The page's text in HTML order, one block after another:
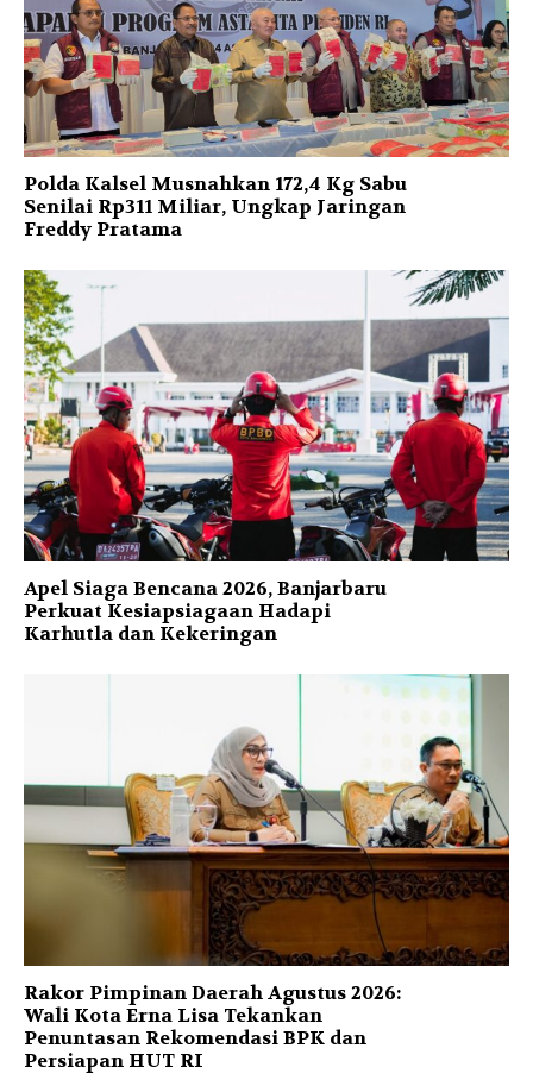
Polda Kalsel Musnahkan 172,4 Kg Sabu
Senilai Rp311 Miliar, Ungkap Jaringan
Freddy Pratama
Apel Siaga Bencana 2026, Banjarbaru
Perkuat Kesiapsiagaan Hadapi
Karhutla dan Kekeringan
Rakor Pimpinan Daerah Agustus 2026:
Wali Kota Erna Lisa Tekankan
Penuntasan Rekomendasi BPK dan
Persiapan HUT RI